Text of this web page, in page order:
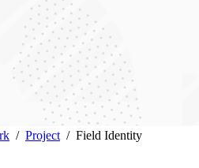
/ Project / Field Identity